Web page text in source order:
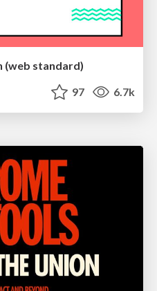
(web standard)
97 6.7k